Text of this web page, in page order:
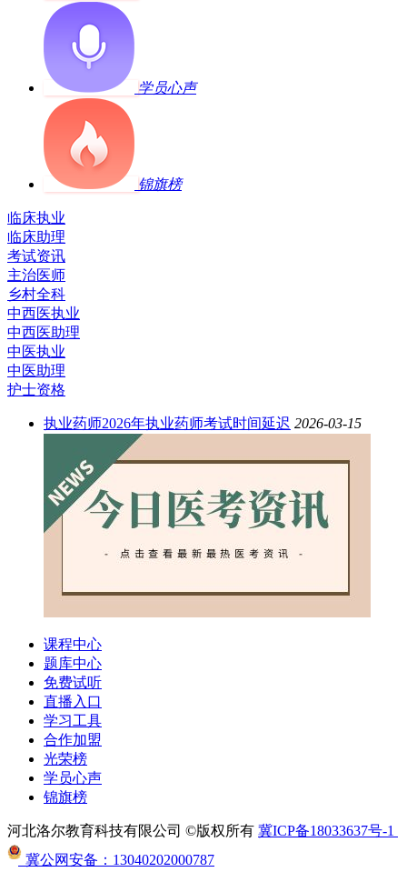
学员心声
锦旗榜
临床执业
临床助理
考试资讯
主治医师
乡村全科
中西医执业
中西医助理
中医执业
中医助理
护士资格
执业药师2026年执业药师考试时间延迟 2026-03-15
课程中心
题库中心
免费试听
直播入口
学习工具
合作加盟
光荣榜
学员心声
锦旗榜
河北洛尔教育科技有限公司 ©版权所有 冀ICP备18033637号-1
冀公网安备：13040202000787